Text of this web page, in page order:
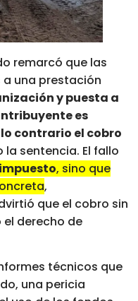
remarcó que las
una prestación
y puesta a
es
contrario el cobro
la sentencia. El fallo
, sino que
,
que el cobro sin
derecho de
técnicos que
una pericia